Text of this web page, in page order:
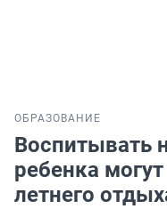
ОБРАЗОВАНИЕ
Воспитывать
ребенка
летнего